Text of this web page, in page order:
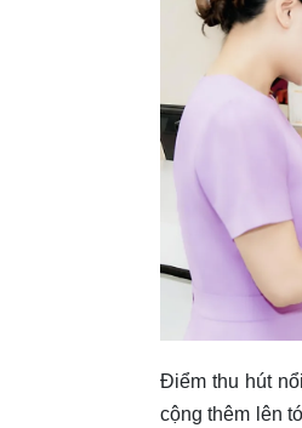
Điểm thu hút
cộng thêm lên